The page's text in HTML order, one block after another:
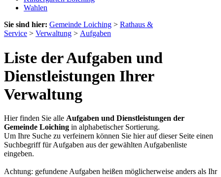
Wahlen
Sie sind hier: Gemeinde Loiching > Rathaus &
Service > Verwaltung > Aufgaben
Liste der Aufgaben und
Dienstleistungen Ihrer
Verwaltung
Hier finden Sie alle Aufgaben und Dienstleistungen der
Gemeinde Loiching in alphabetischer Sortierung.
Um Ihre Suche zu verfeinern können Sie hier auf dieser Seite einen
Suchbegriff für Aufgaben aus der gewählten Aufgabenliste
eingeben.
Achtung: gefundene Aufgaben heißen möglicherweise anders als Ihr